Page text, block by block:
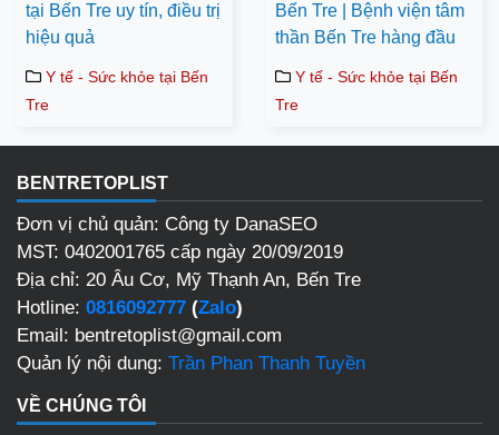
tại Bến Tre uy tín, điều trị
hiệu quả
Y tế - Sức khỏe tại Bến
Tre
Bến Tre | Bệnh viện tâm
thần Bến Tre hàng đầu
Y tế - Sức khỏe tại Bến
Tre
BENTRETOPLIST
Đơn vị chủ quản: Công ty DanaSEO
MST: 0402001765 cấp ngày 20/09/2019
Địa chỉ: 20 Âu Cơ, Mỹ Thạnh An, Bến Tre
Hotline: 0816092777 (Zalo)
Email: bentretoplist@gmail.com
Quản lý nội dung: Trần Phan Thanh Tuyền
VỀ CHÚNG TÔI